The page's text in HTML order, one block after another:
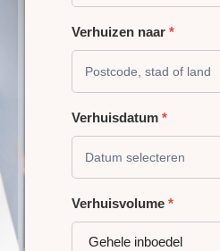
Verhuizen naar *
Verhuisdatum *
Verhuisvolume *